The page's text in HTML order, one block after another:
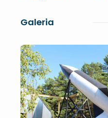
Galeria